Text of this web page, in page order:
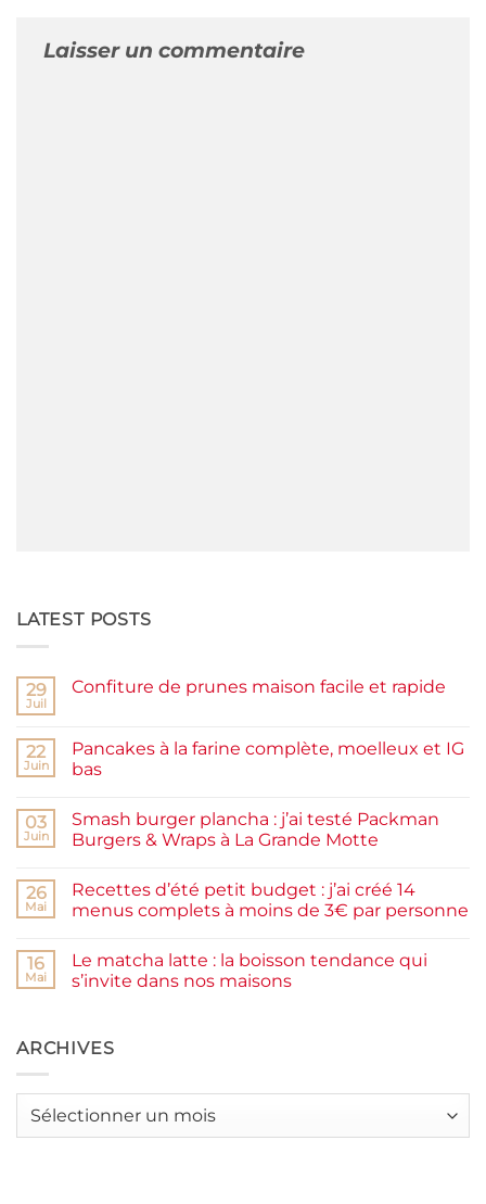
Laisser un commentaire
LATEST POSTS
29
Juil
Confiture de prunes maison facile et rapide
Confiture
de
prunes
et
rapide
22
Juin
Pancakes à la farine complète, moelleux et IG
bas
sur
Pancakes
à
complète,
moelleux
et
03
Juin
Smash burger plancha : j’ai testé Packman
Burgers & Wraps à La Grande Motte
sur
Smash
burger
testé
Packman
Burgers &
Grande
Motte
26
Mai
Recettes d’été petit budget : j’ai créé 14
menus complets à moins de 3€ par personne
sur
Recettes
d’été
j’ai
créé
à
16
Mai
Le matcha latte : la boisson tendance qui
s’invite dans nos maisons
Le
matcha
boisson
ARCHIVES
Archives